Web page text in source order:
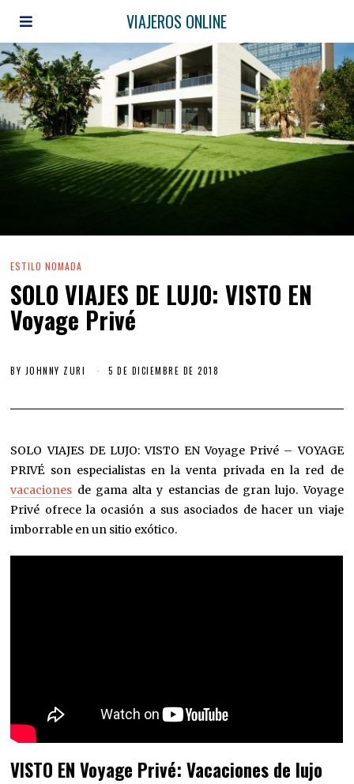
VIAJEROS ONLINE
ESTILO NOMADA
SOLO VIAJES DE LUJO: VISTO EN
Voyage Privé
BY JOHNNY ZURI 5 DE DICIEMBRE DE 2018
SOLO VIAJES DE LUJO: VISTO EN Voyage Privé – VOYAGE
PRIVÉ son especialistas en la venta privada en la red de
vacaciones de gama alta y estancias de gran lujo. Voyage
Privé ofrece la ocasión a sus asociados de hacer un viaje
imborrable en un sitio exótico.
VISTO EN Voyage Privé: Vacaciones de lujo